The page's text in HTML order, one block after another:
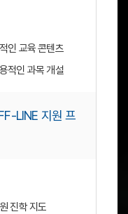
인 교육 콘텐츠
적인 과목 개설
LINE 지원 프
진학 지도